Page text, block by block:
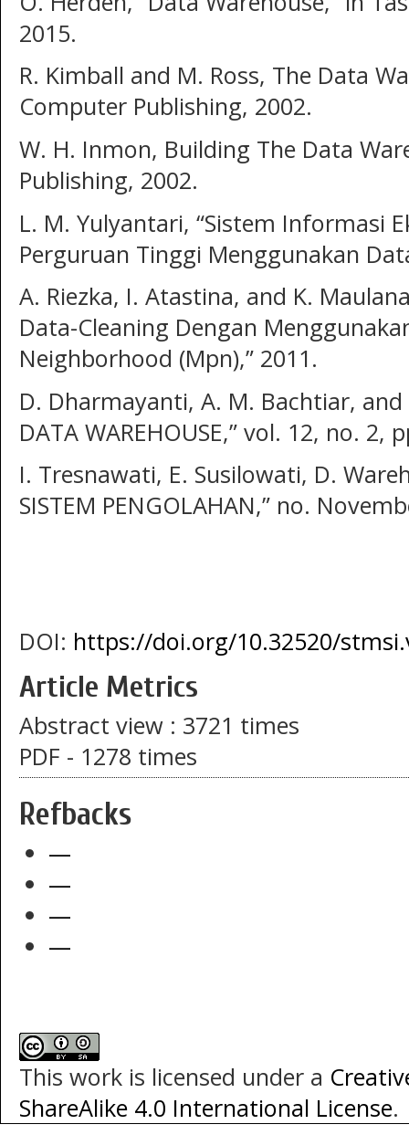
2015.
R. Kimball and M. Ross, The Data
Computer Publishing, 2002.
W. H. Inmon, Building The Data
Publishing, 2002.
L. M. Yulyantari, “Sistem Informasi
Perguruan Tinggi Menggunakan
A. Riezka, I. Atastina, and K.
Data-Cleaning Dengan
Neighborhood (Mpn),” 2011.
D. Dharmayanti, A. M. Bachtiar, and
DATA WAREHOUSE,” vol. 12, no. 2,
I. Tresnawati, E. Susilowati, D.
SISTEM PENGOLAHAN,” no.
DOI: https://doi.org/10.32520/
Article Metrics
Abstract view : 3721 times
PDF - 1278 times
Refbacks
—
—
—
—
This work is licensed under a
ShareAlike 4.0 International License.